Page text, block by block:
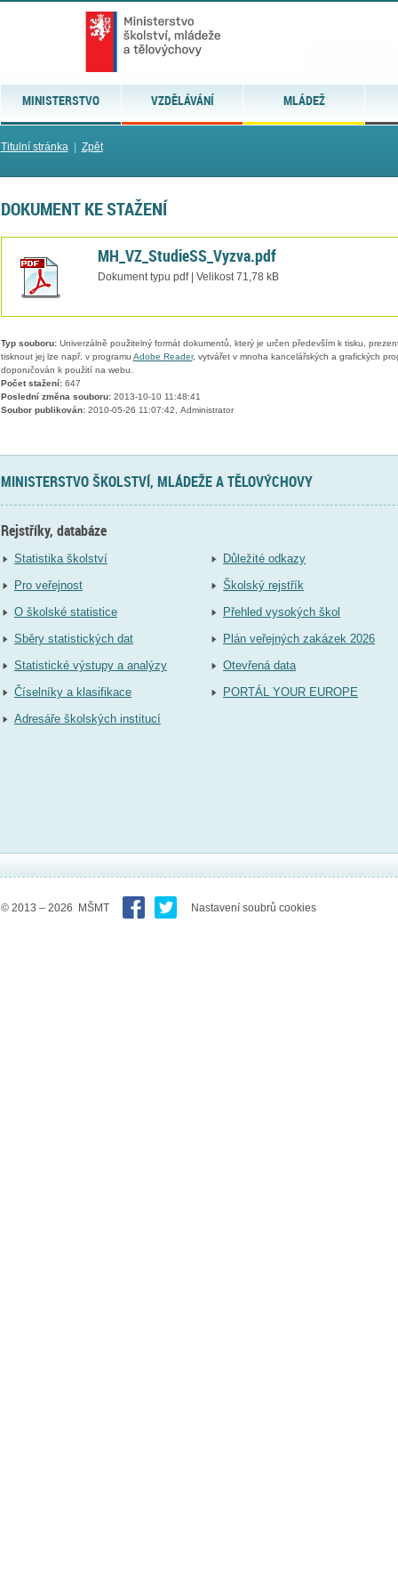
MINISTERSTVO VZDĚLÁVÁNÍ MLÁDEŽ
Titulní stránka| Zpět
DOKUMENT KE STAŽENÍ
MH_VZ_StudieSS_Vyzva.pdf
Dokument typu pdf | Velikost 71,78 kB
Typ souboru:Univerzálně použitelný formát dokumentů, který je určen především k tisku,
tisknout jej lze např. v programu Adobe Reader, vytvářet v mnoha kancelářských a grafických
doporučován k použití na webu.
Počet stažení:647
Poslední změna souboru:2013-10-10 11:48:41
Soubor publikován:2010-05-26 11:07:42, Administrator
MINISTERSTVO ŠKOLSTVÍ, MLÁDEŽE A TĚLOVÝCHOVY
Rejstříky, databáze
Statistika školství
Pro veřejnost
O školské statistice
Sběry statistických dat
Statistické výstupy a analýzy
Číselníky a klasifikace
Adresáře školských institucí
Důležité odkazy
Školský rejstřík
Přehled vysokých škol
Plán veřejných zakázek 2026
Otevřená data
PORTÁL YOUR EUROPE
© 2013 – 2026 MŠMT Nastavení soubrů cookies